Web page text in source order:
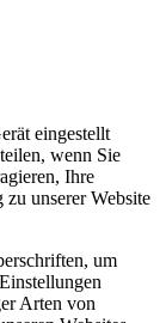
eingestellt
wenn Sie
Ihre
unserer Website
um
Arten von